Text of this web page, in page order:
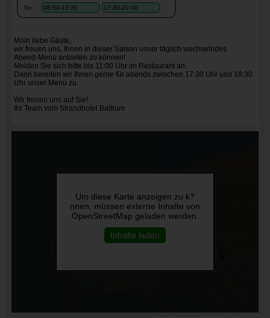
So.
08:00-10:30 17:30-20:00
Moin liebe Gäste,
wir freuen uns, Ihnen in dieser Saison unser täglich wechselndes
Abend-Menü anbieten zu können!
Melden Sie sich bitte bis 11:00 Uhr im Restaurant an.
Dann bereiten wir Ihnen gerne für abends zwischen 17:30 Uhr und 18:30
Uhr unser Menü zu.
Wir freuen uns auf Sie!
Ihr Team vom Strandhotel Baltrum
Um diese Karte anzeigen zu k?
nnen, müssen externe Inhalte von
OpenStreetMap geladen werden.
Inhalte laden